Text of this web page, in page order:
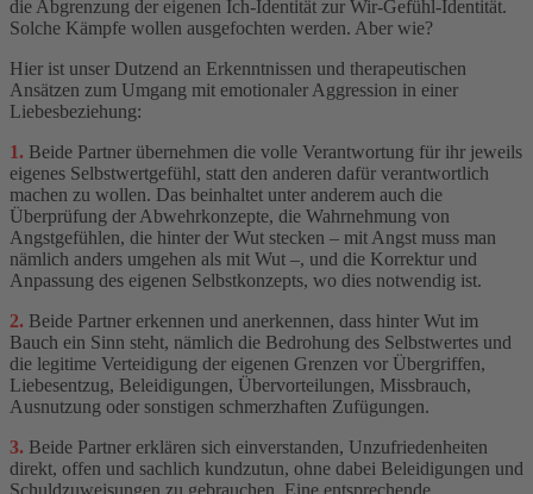
die Abgrenzung der eigenen Ich-Identität zur Wir-Gefühl-Identität.
Solche Kämpfe wollen ausgefochten werden. Aber wie?
Hier ist unser Dutzend an Erkenntnissen und therapeutischen
Ansätzen zum Umgang mit emotionaler Aggression in einer
Liebesbeziehung:
1. Beide Partner übernehmen die volle Verantwortung für ihr jeweils
eigenes Selbstwertgefühl, statt den anderen dafür verantwortlich
machen zu wollen. Das beinhaltet unter anderem auch die
Überprüfung der Abwehrkonzepte, die Wahrnehmung von
Angstgefühlen, die hinter der Wut stecken – mit Angst muss man
nämlich anders umgehen als mit Wut –, und die Korrektur und
Anpassung des eigenen Selbstkonzepts, wo dies notwendig ist.
2. Beide Partner erkennen und anerkennen, dass hinter Wut im
Bauch ein Sinn steht, nämlich die Bedrohung des Selbstwertes und
die legitime Verteidigung der eigenen Grenzen vor Übergriffen,
Liebesentzug, Beleidigungen, Übervorteilungen, Missbrauch,
Ausnutzung oder sonstigen schmerzhaften Zufügungen.
3. Beide Partner erklären sich einverstanden, Unzufriedenheiten
direkt, offen und sachlich kundzutun, ohne dabei Beleidigungen und
Schuldzuweisungen zu gebrauchen. Eine entsprechende